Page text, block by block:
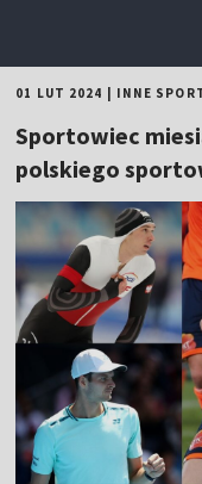
01 LUT 2024 INNE
Sportowiec
polskiego